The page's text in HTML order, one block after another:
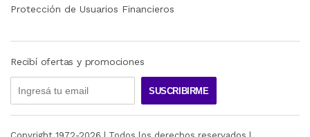
Protección de Usuarios Financieros
Recibí ofertas y promociones
SUSCRIBIRME